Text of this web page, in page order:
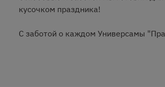
кусочком праздника!
С заботой о каждом Универсамы